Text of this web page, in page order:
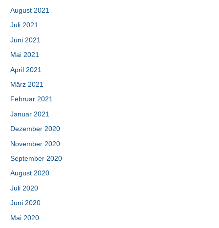
August 2021
Juli 2021
Juni 2021
Mai 2021
April 2021
März 2021
Februar 2021
Januar 2021
Dezember 2020
November 2020
September 2020
August 2020
Juli 2020
Juni 2020
Mai 2020